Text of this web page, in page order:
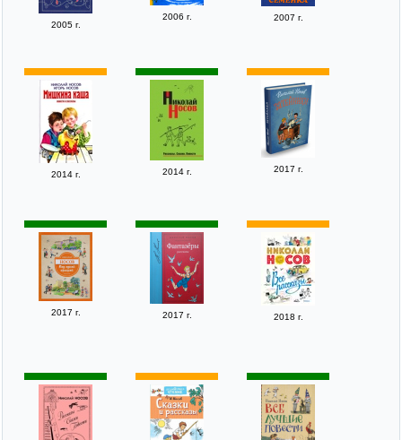
2005 г.
2006 г. 2007 г.
2014 г. 2014 г. 2017 г.
2017 г. 2017 г. 2018 г.